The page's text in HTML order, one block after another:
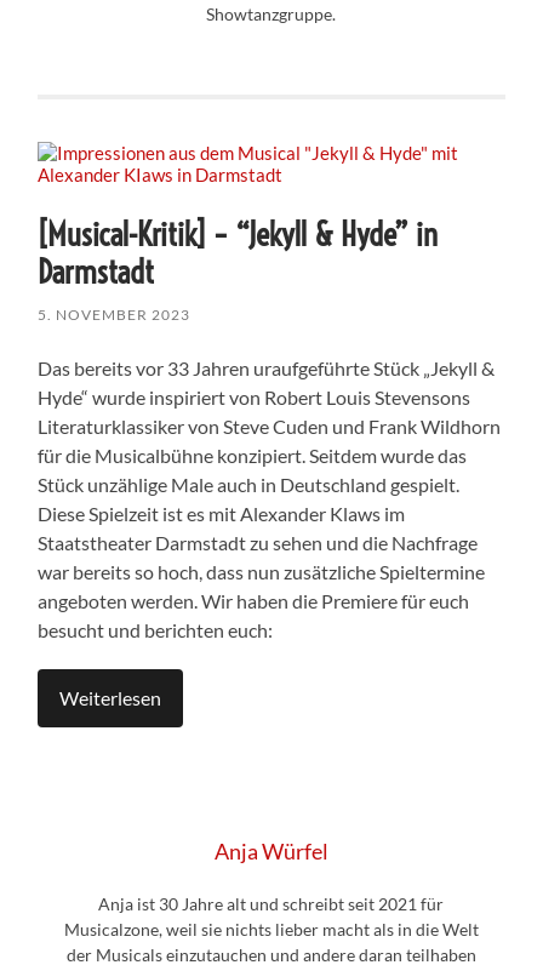
Showtanzgruppe.
[Musical-Kritik] – “Jekyll & Hyde” in
Darmstadt
5. NOVEMBER 2023
Das bereits vor 33 Jahren uraufgeführte Stück „Jekyll &
Hyde“ wurde inspiriert von Robert Louis Stevensons
Literaturklassiker von Steve Cuden und Frank Wildhorn
für die Musicalbühne konzipiert. Seitdem wurde das
Stück unzählige Male auch in Deutschland gespielt.
Diese Spielzeit ist es mit Alexander Klaws im
Staatstheater Darmstadt zu sehen und die Nachfrage
war bereits so hoch, dass nun zusätzliche Spieltermine
angeboten werden. Wir haben die Premiere für euch
besucht und berichten euch:
Weiterlesen
Anja Würfel
Anja ist 30 Jahre alt und schreibt seit 2021 für
Musicalzone, weil sie nichts lieber macht als in die Welt
der Musicals einzutauchen und andere daran teilhaben